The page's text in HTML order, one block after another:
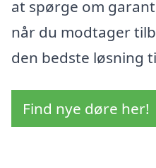
at spørge om
når du modtager
den bedste løsning
Find nye døre her!